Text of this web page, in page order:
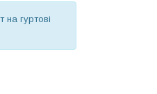
на гуртові